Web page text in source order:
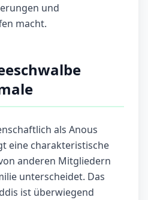
und
macht.
als Anous
eine charakteristische
anderen Mitgliedern
unterscheidet. Das
ist überwiegend